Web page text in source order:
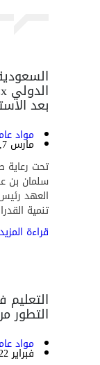
بعد
مواد
مارس 7, 2025
تحت رعاية
سلمان بن
العهد
تنمية
قراءة المزيد
التطور
مواد
فبراير 22, 2025